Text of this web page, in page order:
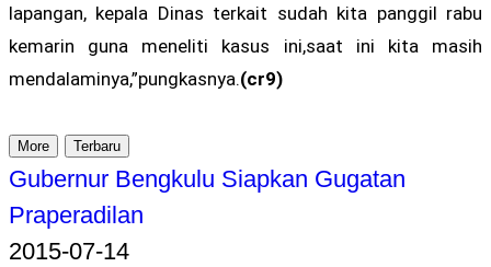
lapangan, kepala Dinas terkait sudah kita panggil rabu
kemarin guna meneliti kasus ini,saat ini kita masih
mendalaminya,”pungkasnya.(cr9)
More Terbaru
Gubernur Bengkulu Siapkan Gugatan
Praperadilan
2015-07-14